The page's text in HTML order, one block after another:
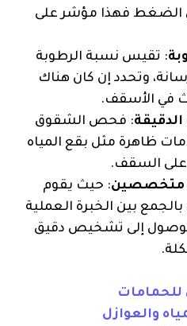
الضغط فهذا مؤشر على
: تقيس نسبة الرطوبة
وتحدد إن كان هناك
في الأسقف.
: فحص الشقوق
ظاهرة مثل بقع المياه
على السقف.
متخصصين: حيث يقوم
بين الخبرة العملية
للوصول إلى تشخيص دقيق
للحمامات
والعوازل